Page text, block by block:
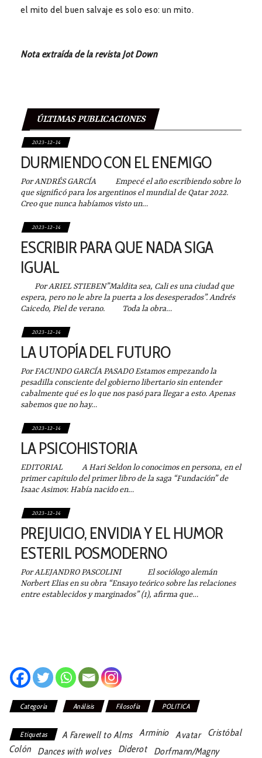
el mito del buen salvaje es solo eso: un mito.
Nota extraída de la revista Jot Down
ÚLTIMAS PUBLICACIONES
2023-12-14
DURMIENDO CON EL ENEMIGO
Por ANDRÉS GARCÍA Empecé el año escribiendo sobre lo
que significó para los argentinos el mundial de Qatar 2022.
Creo que nunca habíamos visto un…
2023-12-14
ESCRIBIR PARA QUE NADA SIGA
IGUAL
Por ARIEL STIEBEN”Maldita sea, Cali es una ciudad que
espera, pero no le abre la puerta a los desesperados”. Andrés
Caicedo, Piel de verano. Toda la obra…
2023-12-14
LA UTOPÍA DEL FUTURO
Por FACUNDO GARCÍA PASADO Estamos empezando la
pesadilla consciente del gobierno libertario sin entender
cabalmente qué es lo que nos pasó para llegar a esto. Apenas
sabemos que no hay…
2023-12-14
LA PSICOHISTORIA
EDITORIAL A Hari Seldon lo conocimos en persona, en el
primer capítulo del primer libro de la saga “Fundación” de
Isaac Asimov. Había nacido en…
2023-12-14
PREJUICIO, ENVIDIA Y EL HUMOR
ESTERIL POSMODERNO
Por ALEJANDRO PASCOLINI El sociólogo alemán
Norbert Elias en su obra “Ensayo teórico sobre las relaciones
entre establecidos y marginados” (1), afirma que…
Categoría Análisis Filosofía POLITICA
Etiquetas A Farewell to Alms Arminio Avatar
Cristóbal
Colón
Dances with wolves Diderot
Dorfmann/Magny